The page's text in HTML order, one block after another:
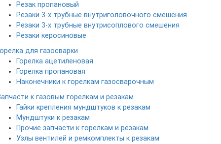
Резак пропановый
Резаки 3-х трубные внутриголовочного смешения
Резаки 3-х трубные внутрисоплового смешения
Резаки керосиновые
для газосварки
Горелка ацетиленовая
Горелка пропановая
Наконечники к горелкам газосварочным
к газовым горелкам и резакам
Гайки крепления мундштуков к резакам
Мундштуки к резакам
Прочие запчасти к горелкам и резакам
Узлы вентилей и ремкомплекты к резакам